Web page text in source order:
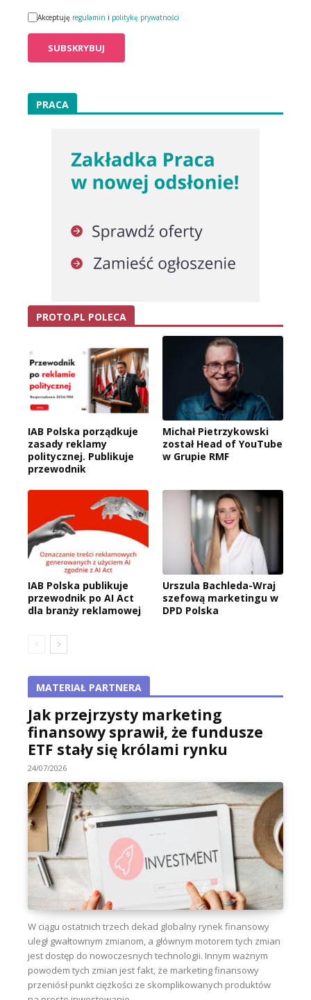
Akceptuję regulamin i politykę prywatności
PRACA
PROTO.PL POLECA
IAB Polska porządkuje
zasady reklamy
politycznej. Publikuje
przewodnik
Michał Pietrzykowski
został Head of YouTube
w Grupie RMF
IAB Polska publikuje
przewodnik po AI Act
dla branży reklamowej
Urszula Bachleda-Wraj
szefową marketingu w
DPD Polska
MATERIAŁ PARTNERA
Jak przejrzysty marketing
finansowy sprawił, że fundusze
ETF stały się królami rynku
24/07/2026
W ciągu ostatnich trzech dekad globalny rynek finansowy
uległ gwałtownym zmianom, a głównym motorem tych zmian
jest dostęp do nowoczesnych technologii. Innym ważnym
powodem tych zmian jest fakt, że marketing finansowy
przeniósł punkt ciężkości ze skomplikowanych produktów